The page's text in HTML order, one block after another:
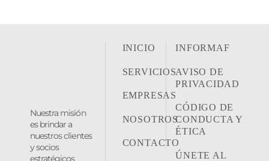
Nuestra misión
es brindar a
nuestros clientes
y socios
estratégicos
INICIO
SERVICIOS
EMPRESAS
NOSOTROS
CONTACTO
INFORMAF
AVISO DE
PRIVACIDAD
CÓDIGO DE
CONDUCTA Y
ÉTICA
ÚNETE AL